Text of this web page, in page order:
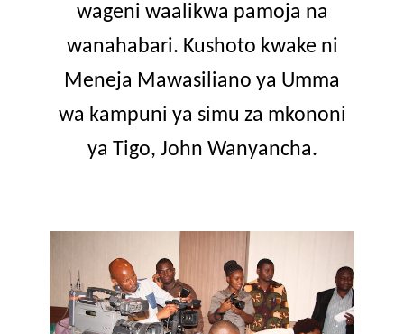
wageni waalikwa pamoja na
wanahabari. Kushoto kwake ni
Meneja Mawasiliano ya Umma
wa kampuni ya simu za mkononi
ya Tigo, John Wanyancha.